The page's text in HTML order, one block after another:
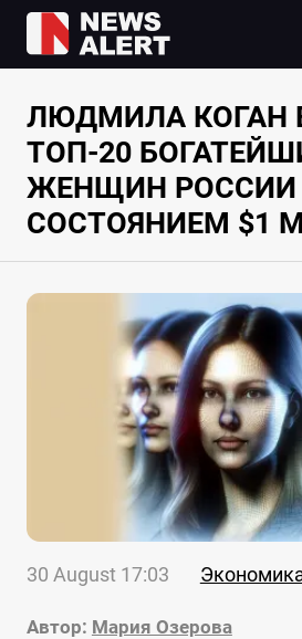
ЛЮДМИЛА КОГАН
ТОП-20
ЖЕНЩИН РОССИИ
СОСТОЯНИЕМ $1
30 August 17:03
Автор: Мария Озерова